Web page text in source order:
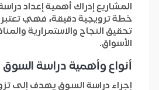
المشاريع إدراك أهمية إعداد
خطة ترويجية دقيقة، فهي تعتبر
تحقيق النجاح والاستمرارية
الأسواق.
أنواع وأهمية دراسة السوق
إجراء دراسة السوق يهدف إلى